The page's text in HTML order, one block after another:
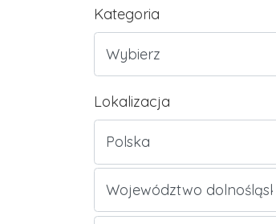
Kategoria
Lokalizacja